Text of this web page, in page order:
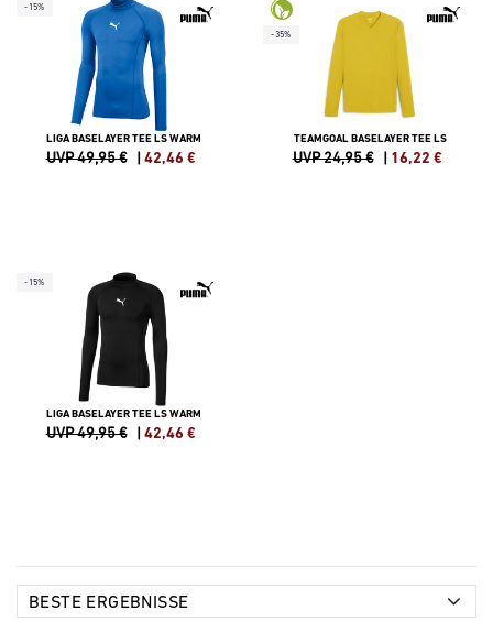
-15%
LIGA BASELAYER TEE LS WARM
UVP 49,95 € | 42,46 €
-35%
TEAMGOAL BASELAYER TEE LS
UVP 24,95 € | 16,22 €
-15%
LIGA BASELAYER TEE LS WARM
UVP 49,95 € | 42,46 €